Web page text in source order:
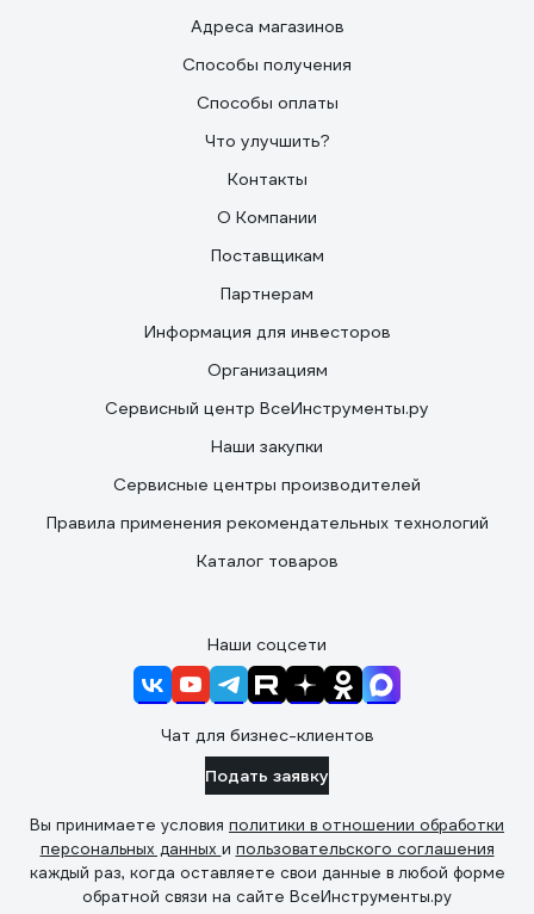
Адреса магазинов
Способы получения
Способы оплаты
Что улучшить?
Контакты
О Компании
Поставщикам
Партнерам
Информация для инвесторов
Организациям
Сервисный центр ВсеИнструменты.ру
Наши закупки
Сервисные центры производителей
Правила применения рекомендательных технологий
Каталог товаров
Наши соцсети
Чат для бизнес-клиентов
Подать заявку
Вы принимаете условия политики в отношении обработки
персональных данных и пользовательского соглашения
каждый раз, когда оставляете свои данные в любой форме
обратной связи на сайте ВсеИнструменты.ру